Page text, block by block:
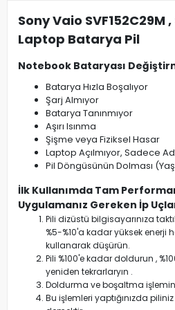
Sony Vaio SVF152C29M ,
Laptop Batarya Pil
Notebook Bataryası
Batarya Hızla Boşalıyor
Şarj Almıyor
Batarya Tanınmıyor
Aşırı Isınma
Şişme veya Fiziksel Hasar
Laptop Açılmıyor, Sadece
Pil Döngüsünün Dolması
İlk Kullanımda Tam
Uygulamanız Gereken İp
Pili dizüstü bilgisayarınıza
%5-%10'a kadar yüksek
kullanarak düşürün.
Pili %100'e kadar doldurun ,
yeniden tekrarlaryın .
Doldurma ve boşaltma
Bu işlemleri yaptığınızda